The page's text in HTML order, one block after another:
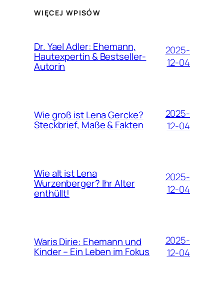
WIĘCEJ WPISÓW
Dr. Yael Adler: Ehemann,
Hautexpertin & Bestseller-
Autorin
2025-
12-04
Wie groß ist Lena Gercke?
Steckbrief, Maße & Fakten
2025-
12-04
Wie alt ist Lena
Wurzenberger? Ihr Alter
enthüllt!
2025-
12-04
Waris Dirie: Ehemann und
Kinder – Ein Leben im Fokus
2025-
12-04